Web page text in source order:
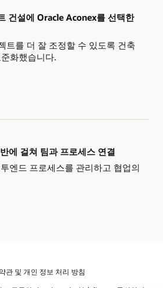
건설에 Oracle Aconex를 선택한
트를 더 잘 조정할 수 있도록 건축
화했습니다.
에 걸쳐 팀과 프로세스 연결
엔드 프로세스를 관리하고 협업의
관 및 개인 정보 처리 방침